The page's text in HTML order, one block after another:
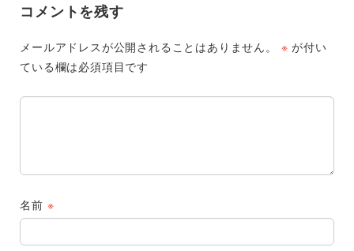
コメントを残す
メールアドレスが公開されることはありません。 ※ が付い
ている欄は必須項目です
名前 ※